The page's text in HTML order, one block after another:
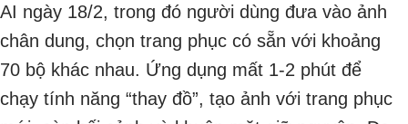
AI ngày 18/2, trong đó người dùng đưa vào ảnh
chân dung, chọn trang phục có sẵn với khoảng
70 bộ khác nhau. Ứng dụng mất 1-2 phút để
chạy tính năng “thay đồ”, tạo ảnh với trang phục